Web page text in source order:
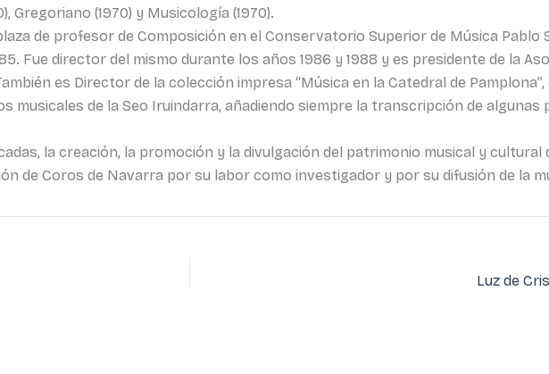
Gregoriano (1970) y Musicología (1970).
de profesor de Composición en el Conservatorio Superior de Música Pablo
Fue director del mismo durante los años 1986 y 1988 y es presidente de la
es Director de la colección impresa “Música en la Catedral de Pamplona”,
musicales de la Seo Iruindarra, añadiendo siempre la transcripción de algunas
la creación, la promoción y la divulgación del patrimonio musical y cultural
de Coros de Navarra por su labor como investigador y por su difusión de la
Luz de